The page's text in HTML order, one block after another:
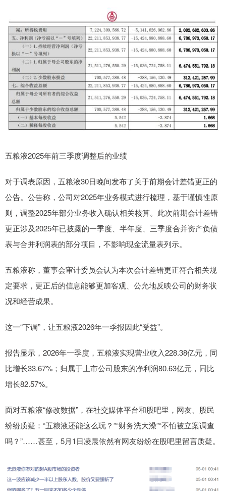
五粮液2025年前三季度调整后的业绩
对于调表原因，五粮液30日晚间发布了关于前期会计差错更正的
公告。公告称，公司对2025年业务模式进行梳理，基于谨慎性原
则，调整2025年部分业务收入确认相关核算。此次前期会计差错
更正涉及2025年已披露的一季度、半年度、三季度合并资产负债
表与合并利润表的部分项目，不影响现金流量表列示。
五粮液称，董事会审计委员会认为本次会计差错更正符合相关规
定要求，更正后的信息能够更加客观、公允地反映公司的财务状
况和经营成果。
这一“下调”，让五粮液2026年一季报因此“受益”。
报告显示，2026年一季度，五粮液实现营业收入228.38亿元，同
比增长33.67%；归属于上市公司股东的净利润80.63亿元，同比
增长82.57%。
面对五粮液“修改数据”，在社交媒体平台和股吧里，网友、股民
纷纷质疑：“五粮液还能这么玩？”“财务洗大澡”“不怕被立案调查
吗？”……甚至，5月1日凌晨依然有网友纷纷在股吧里留言质疑。